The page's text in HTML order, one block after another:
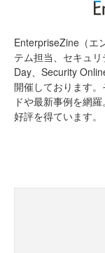
EnterpriseZine（エ
テム担当、セキュ
Day、Security
開催しております
ドや最新事例を網
好評を得ています。